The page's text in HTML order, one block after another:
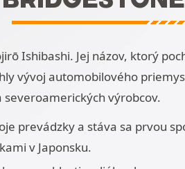
Ishibashi. Jej názov, ktorý
vývoj automobilového
severoamerických výrobcov.
prevádzky a stáva sa prvou
v Japonsku.